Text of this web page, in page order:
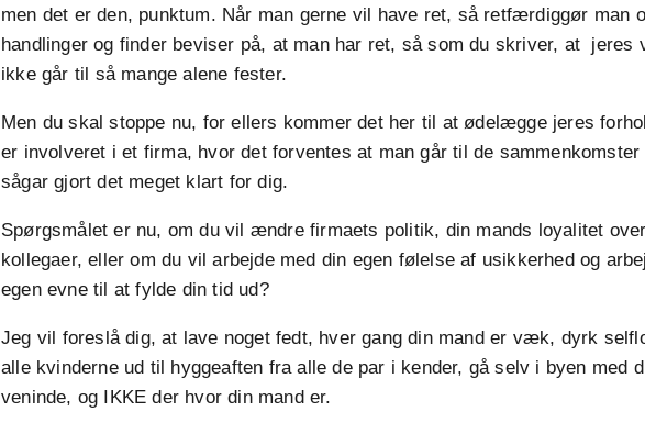
men det er den, punktum. Når man gerne vil have ret, så retfærdiggør man
handlinger og finder beviser på, at man har ret, så som du skriver, at jeres
ikke går til så mange alene fester.
Men du skal stoppe nu, for ellers kommer det her til at ødelægge jeres
er involveret i et firma, hvor det forventes at man går til de sammenkomster
sågar gjort det meget klart for dig.
Spørgsmålet er nu, om du vil ændre firmaets politik, din mands loyalitet
kollegaer, eller om du vil arbejde med din egen følelse af usikkerhed og
egen evne til at fylde din tid ud?
Jeg vil foreslå dig, at lave noget fedt, hver gang din mand er væk, dyrk
alle kvinderne ud til hyggeaften fra alle de par i kender, gå selv i byen med
veninde, og IKKE der hvor din mand er.